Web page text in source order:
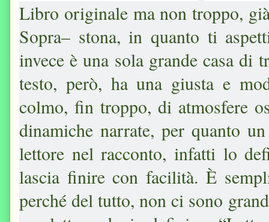
Libro originale ma non troppo,
Sopra– stona, in quanto ti
invece è una sola grande casa
testo, però, ha una giusta e
colmo, fin troppo, di atmosfere
dinamiche narrate, per quanto
lettore nel racconto, infatti lo
lascia finire con facilità. È
perché del tutto, non ci sono